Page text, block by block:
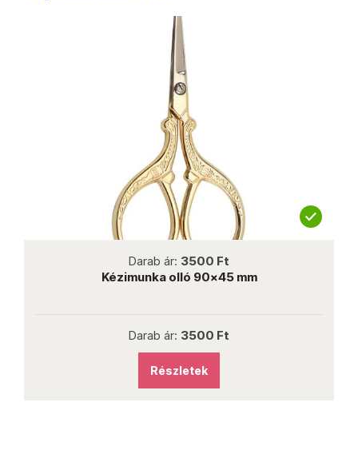
Darab ár: 3500 Ft
Kézimunka olló 90x45 mm
Darab ár: 3500 Ft
Részletek